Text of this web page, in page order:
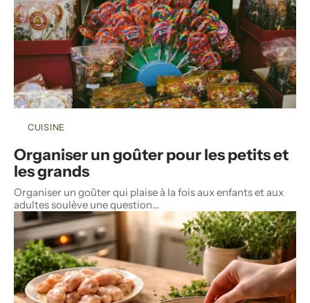
CUISINE
Organiser un goûter pour les petits et
les grands
Organiser un goûter qui plaise à la fois aux enfants et aux
adultes soulève une question…